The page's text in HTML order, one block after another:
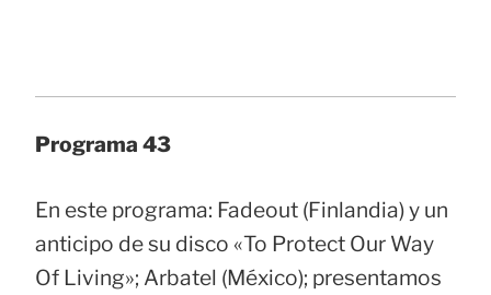
Programa 43
En este programa: Fadeout (Finlandia) y un
anticipo de su disco «To Protect Our Way
Of Living»; Arbatel (México); presentamos